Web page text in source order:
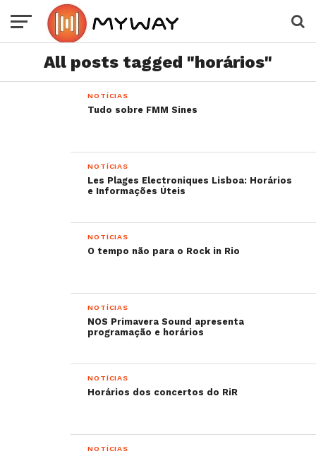
All posts tagged "horários"
NOTÍCIAS
Tudo sobre FMM Sines
NOTÍCIAS
Les Plages Electroniques Lisboa: Horários
e Informações Úteis
NOTÍCIAS
O tempo não para o Rock in Rio
NOTÍCIAS
NOS Primavera Sound apresenta
programação e horários
NOTÍCIAS
Horários dos concertos do RiR
NOTÍCIAS